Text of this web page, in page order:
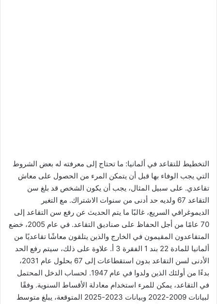
التخطيط للتقاعد في ألمانيا: ما تحتاج إلى معرفته له بعض الشروط
التي يجب الوفاء بها قبل أن يتمكن المرء من الحصول على معاش
تقاعدي. على سبيل المثال، يجب أن يكون الشخص قد بلغ سن
التقاعد 67 ولديه حد أدنى من سنوات الاشتراك. مع التغير
الديموغرافي السريع، غالبًا ما يتم الحديث عن رفع سن التقاعد إلى
70 عامًا من أجل الحفاظ على صناديق التقاعد. في عام 2005، خضع
المتقاعدون المقيمون في الخارج والذين يتلقون معاشًا تقاعديًا من
ألمانيا للمادة 22 بند 1 الفقرة 3 أ. علاوة على ذلك، سيتم رفع الحد
الأدنى لسن التقاعد بدون استقطاعات إلى 67 بحلول عام 2031،
بدءًا من أولئك الذين ولدوا في عام 1947. لحساب الدخل المحتمل
في التقاعد، يمكن للمرء استخدام معادلة الأقساط السنوية. وفقًا
لبيانات 2009-2022 وبيانات 2023-2025 المتوقعة، يبلغ متوسط ​​